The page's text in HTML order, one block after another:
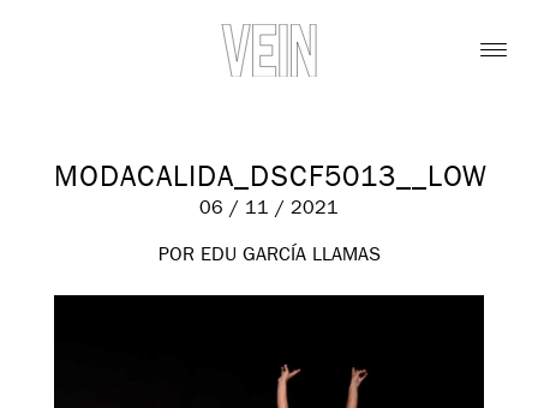
MODACALIDA_DSCF5013__LOW
06 / 11 / 2021
POR EDU GARCÍA LLAMAS